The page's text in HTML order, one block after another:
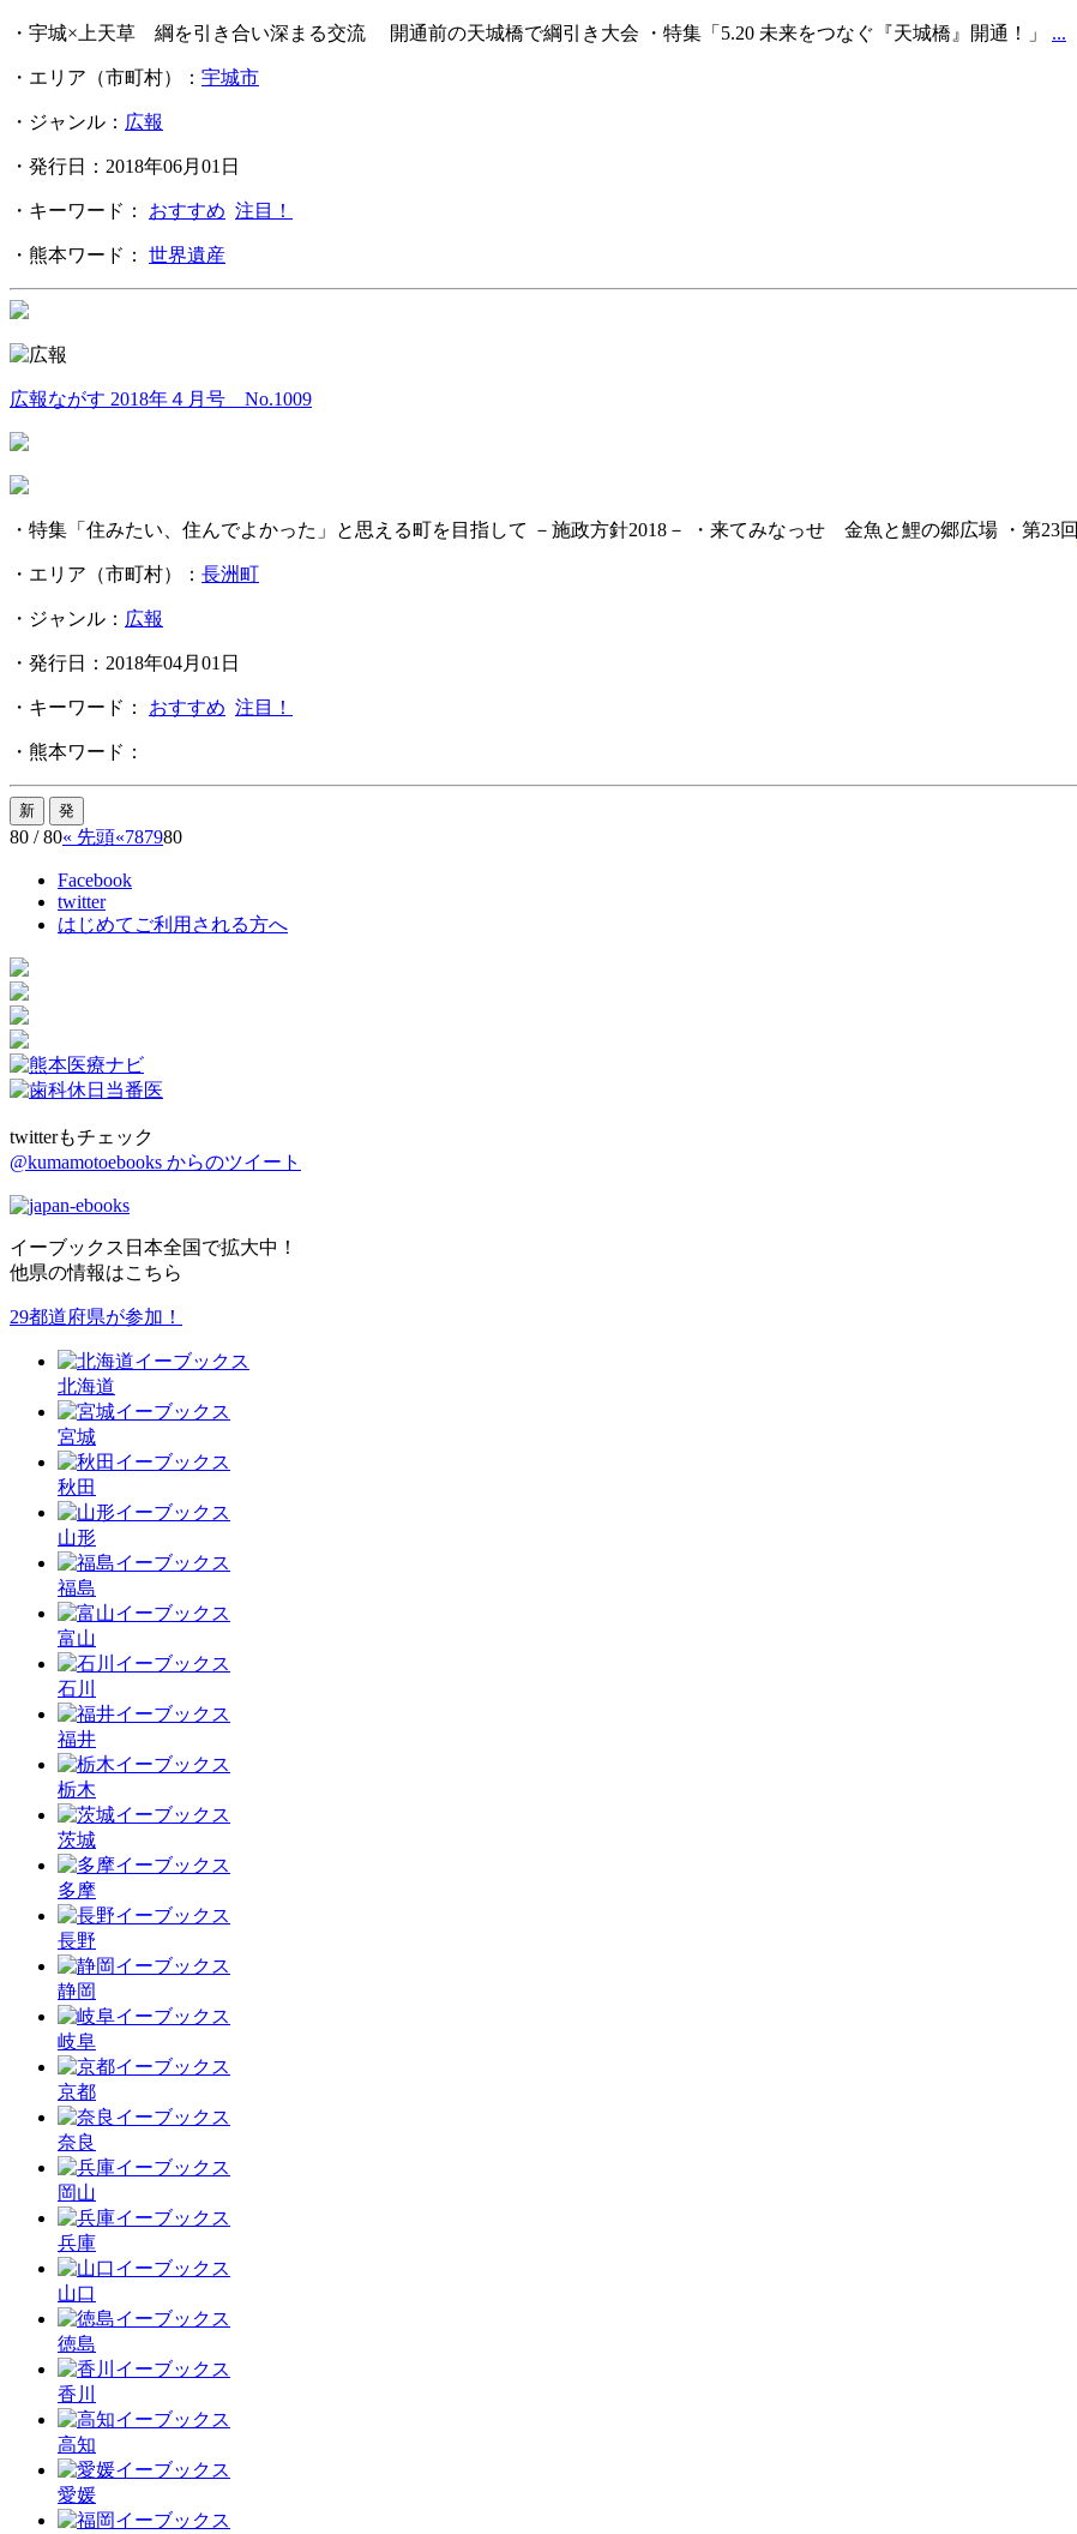
・宇城×上天草 綱を引き合い深まる交流 開通前の天城橋で綱引き大会 ・特集「5.20 未来をつなぐ『天城橋』開通！」 ...
・エリア（市町村）： 宇城市
・ジャンル： 広報
・発行日：2018年06月01日
・キーワード： おすすめ 注目！
・熊本ワード： 世界遺産
広報ながす 2018年４月号 No.1009
・特集「住みたい、住んでよかった」と思える町を目指して －施政方針2018－ ・来てみなっせ 金魚と鯉の郷広場 ・第23回
・エリア（市町村）： 長洲町
・ジャンル： 広報
・発行日：2018年04月01日
・キーワード： おすすめ 注目！
・熊本ワード：
80 / 80« 先頭«787980
Facebook
twitter
はじめてご利用される方へ
twitterもチェック
@kumamotoebooks からのツイート
イーブックス日本全国で拡大中！
他県の情報はこちら
29都道府県が参加！
北海道
宮城
秋田
山形
福島
富山
石川
福井
栃木
茨城
多摩
長野
静岡
岐阜
京都
奈良
岡山
兵庫
山口
徳島
香川
高知
愛媛